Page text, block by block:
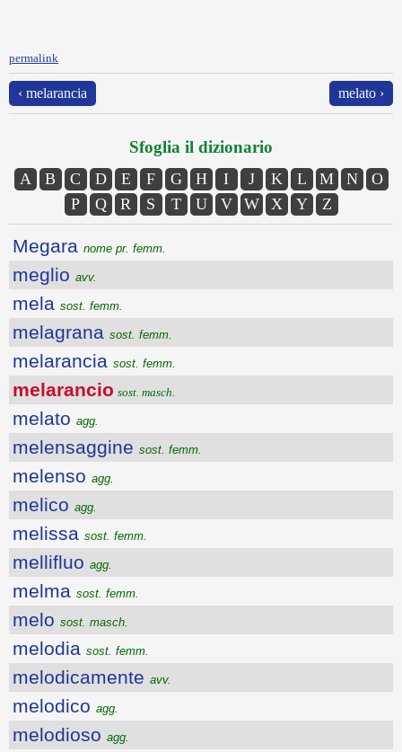
permalink
‹ melarancia melato ›
Sfoglia il dizionario
A B C D E F G H I J K L M N
O
P
Q R S T U V W X Y Z
Megara nome pr. femm.
meglio avv.
mela sost. femm.
melagrana sost. femm.
melarancia sost. femm.
melarancio sost. masch.
melato agg.
melensaggine sost. femm.
melenso agg.
melico agg.
melissa sost. femm.
mellifluo agg.
melma sost. femm.
melo sost. masch.
melodia sost. femm.
melodicamente avv.
melodico agg.
melodioso agg.